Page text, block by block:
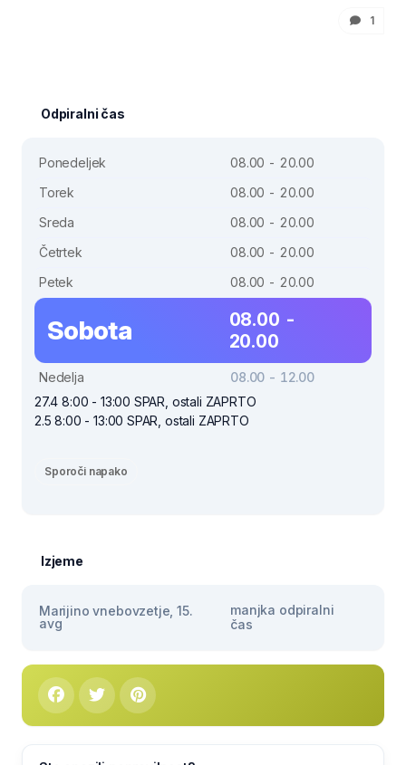
1
Odpiralni čas
Ponedeljek
08.00 - 20.00
Torek
08.00 - 20.00
Sreda
08.00 - 20.00
Četrtek
08.00 - 20.00
Petek
08.00 - 20.00
Sobota
08.00 -
20.00
Nedelja
08.00 - 12.00
27.4 8:00 - 13:00 SPAR, ostali ZAPRTO
2.5 8:00 - 13:00 SPAR, ostali ZAPRTO
Sporoči napako
Izjeme
Marijino vnebovzetje, 15.
avg
manjka odpiralni
čas